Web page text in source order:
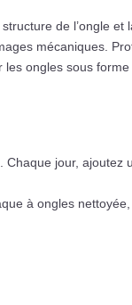
de l’ongle
mécaniques.
ongles sous
jour,
à ongles